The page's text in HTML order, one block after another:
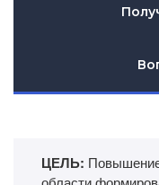
ЦЕЛЬ: Повышение